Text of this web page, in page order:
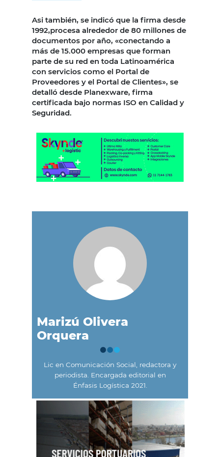
Asi también, se indicó que la firma desde
1992,procesa alrededor de 80 millones de
documentos por año, «conectando a
más de 15.000 empresas que forman
parte de su red en toda Latinoamérica
con servicios como el Portal de
Proveedores y el Portal de Clientes», se
detalló desde Planexware, firma
certificada bajo normas ISO en Calidad y
Seguridad.
Marizú Olivera
Orquera
Lic en Comunicación Social, redactora y
periodista. Encargada editorial en
Énfasis Logística 2021.